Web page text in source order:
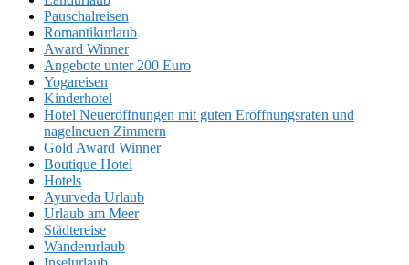
Pauschalreisen
Romantikurlaub
Award Winner
Angebote unter 200 Euro
Yogareisen
Kinderhotel
Hotel Neueröffnungen mit guten Eröffnungsraten und
nagelneuen Zimmern
Gold Award Winner
Boutique Hotel
Hotels
Ayurveda Urlaub
Urlaub am Meer
Städtereise
Wanderurlaub